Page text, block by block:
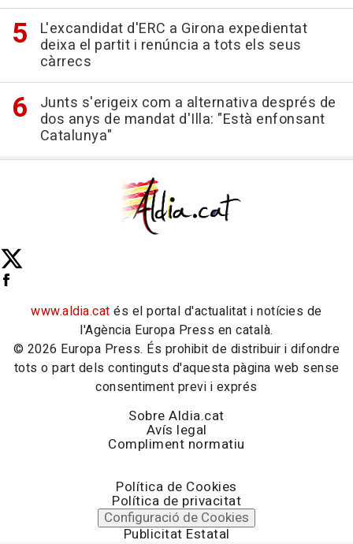
L'excandidat d'ERC a Girona expedientat
deixa el partit i renúncia a tots els seus
càrrecs
Junts s'erigeix com a alternativa després de
dos anys de mandat d'Illa: "Està enfonsant
Catalunya"
www.aldia.cat és el portal d'actualitat i notícies de
l'Agència Europa Press en català.
© 2026 Europa Press. És prohibit de distribuir i difondre
tots o part dels continguts d'aquesta pàgina web sense
consentiment previ i exprés
Sobre Aldia.cat
Avís legal
Compliment normatiu
Política de Cookies
Política de privacitat
Configuració de Cookies
Publicitat Estatal